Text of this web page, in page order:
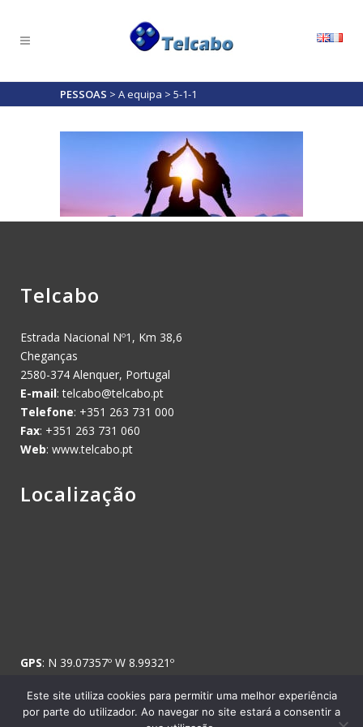
PESSOAS > A equipa > 5-1-1
Telcabo
Estrada Nacional Nº1, Km 38,6
Cheganças
2580-374 Alenquer, Portugal
E-mail:telcabo@telcabo.pt
Telefone: +351 263 731 000
Fax: +351 263 731 060
Web: www.telcabo.pt
Localização
GPS: N 39.07357º W 8.99321º
Este site utiliza cookies para permitir uma melhor experiência
por parte do utilizador. Ao navegar no site estará a consentir a